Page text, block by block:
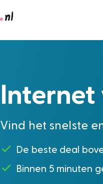
Vind het snelste
De beste deal
Binnen 5 minuten